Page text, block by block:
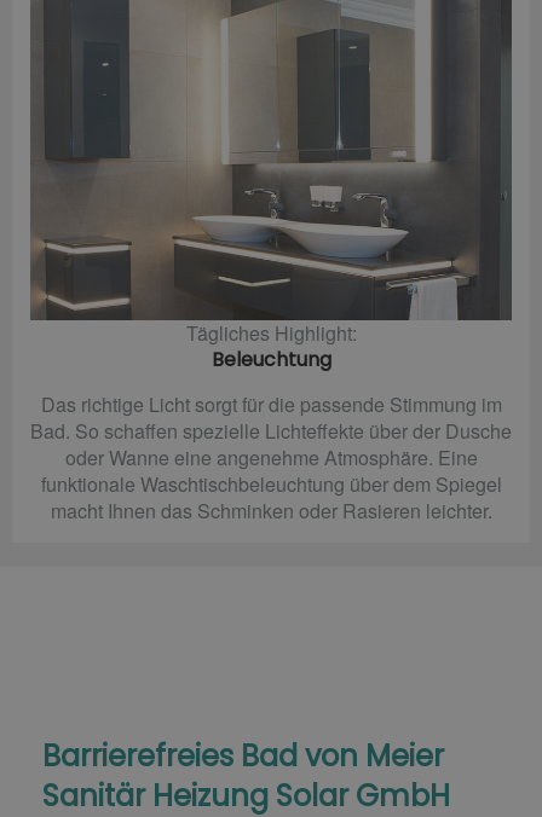
Tägliches Highlight:
Beleuchtung
Das richtige Licht sorgt für die passende Stimmung im
Bad. So schaffen spezielle Lichteffekte über der Dusche
oder Wanne eine angenehme Atmosphäre. Eine
funktionale Waschtischbeleuchtung über dem Spiegel
macht Ihnen das Schminken oder Rasieren leichter.
Barrierefreies Bad von Meier
Sanitär Heizung Solar GmbH